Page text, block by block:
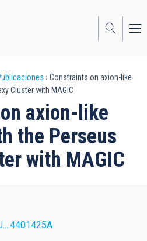
Constraints on axion-like
Cluster with MAGIC
axion-like
the Perseus
with MAGIC